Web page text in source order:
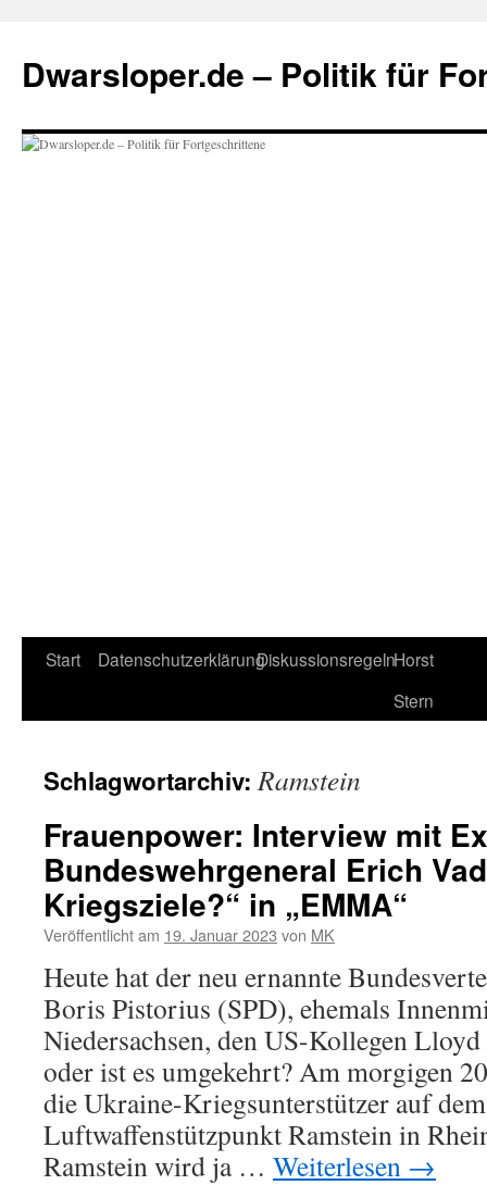
springen
Dwarsloper.de – Politik für
Start DatenschutzerklärungDiskussionsregelnHorst
Stern
Schlagwortarchiv:Ramstein
Frauenpower: Interview mit
Bundeswehrgeneral Erich
Kriegsziele?“ in „EMMA“
Veröffentlicht am 19. Januar 2023 von MK
Heute hat der neu ernannte
Boris Pistorius (SPD), ehemals
Niedersachsen, den US-Kollegen
oder ist es umgekehrt? Am morgigen
die Ukraine-Kriegsunterstützer auf
Luftwaffenstützpunkt Ramstein in
Ramstein wird ja … Weiterlesen →